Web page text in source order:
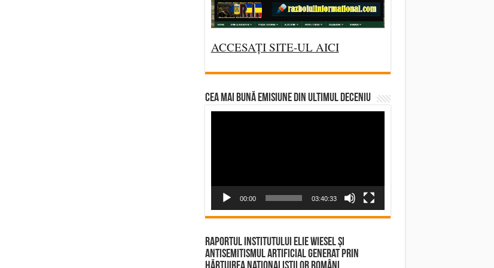
ACCESAȚI SITE-UL AICI
CEA MAI BUNĂ EMISIUNE DIN ULTIMUL DECENIU
00:00 03:40:33
Raportul Institutului Elie Wiesel și
Antisemitismul Artificial Generat prin